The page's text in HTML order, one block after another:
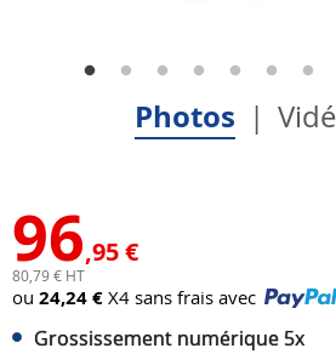
Photos
96,95 €
80,79 € HT
ou 24,24 € X4 sans frais avec
Grossissement numérique 5x